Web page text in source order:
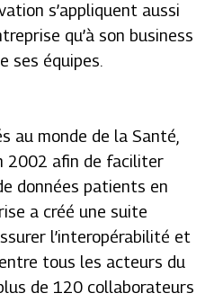
s’appliquent aussi
qu’à son business
ses équipes.
au monde de la Santé,
2002 afin de faciliter
données patients en
a créé une suite
l’interopérabilité et
tous les acteurs du
de 120 collaborateurs